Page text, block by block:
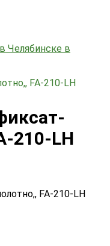
Челябинске в
FA-210-LH
210-LH